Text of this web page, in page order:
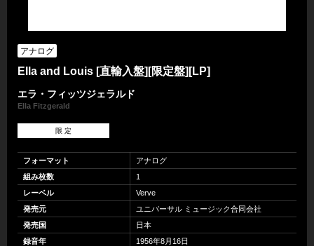
アナログ
Ella and Louis [直輸入盤][限定盤][LP]
エラ・フィッツジェラルド
Ella Fitzgerald
限 定
フォーマット
アナログ
組み枚数
1
レーベル
Verve
発売元
ユニバーサル ミュージック合同会社
発売国
日本
録音年
1956年8月16日